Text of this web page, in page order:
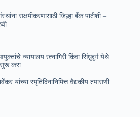
सक्षमीकरणासाठी जिल्हा बॅंक पाठीशी –
न्यायालय रत्नागिरी किंवा सिंधुदुर्ग येथे
सुरू करा
यांच्या स्मृतिदिनानिमित्त वैद्यकीय तपासणी